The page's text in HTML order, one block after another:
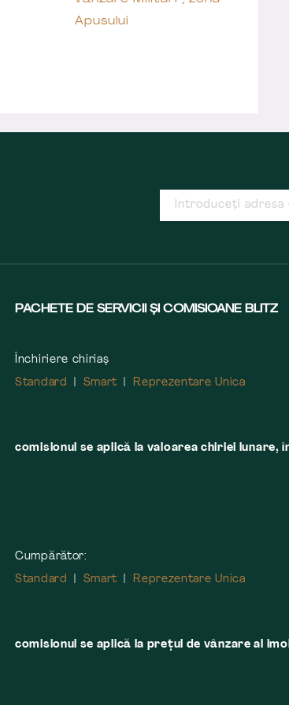
Apusului
PACHETE DE SERVICII ȘI COMISIOANE BLITZ
Închiriere chiriaș
Standard
Smart Reprezentare Unica
comisionul se aplică la valoarea chiriei
Cumpărător:
Standard
Smart Reprezentare Unica
comisionul se aplică la preţul de vânzare al